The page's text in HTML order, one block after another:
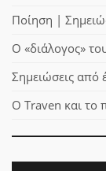
Ποίηση |
Ο «διάλογος»
Σημειώσεις
Ο Traven και το